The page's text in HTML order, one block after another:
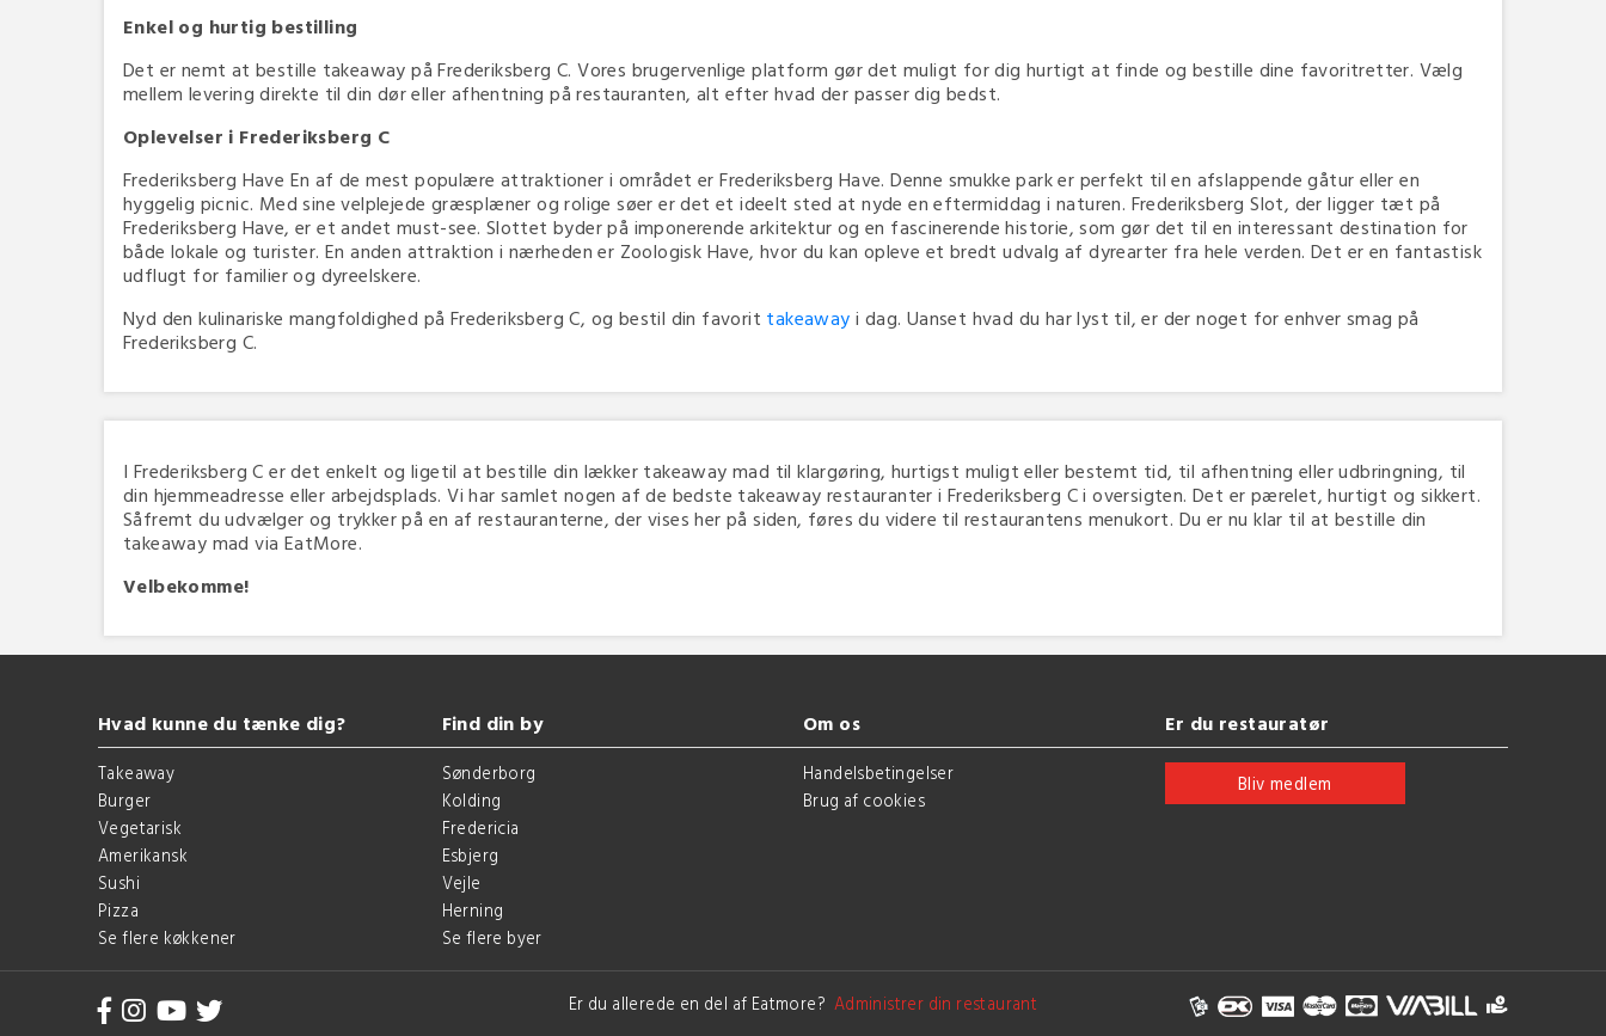
Enkel og hurtig bestilling
Det er nemt at bestille takeaway på Frederiksberg C. Vores brugervenlige platform gør det muligt for dig hurtigt at finde og bestille dine favoritretter. Vælg
mellem levering direkte til din dør eller afhentning på restauranten, alt efter hvad der passer dig bedst.
Oplevelser i Frederiksberg C
Frederiksberg Have En af de mest populære attraktioner i området er Frederiksberg Have. Denne smukke park er perfekt til en afslappende gåtur eller en
hyggelig picnic. Med sine velplejede græsplæner og rolige søer er det et ideelt sted at nyde en eftermiddag i naturen. Frederiksberg Slot, der ligger tæt på
Frederiksberg Have, er et andet must-see. Slottet byder på imponerende arkitektur og en fascinerende historie, som gør det til en interessant destination for
både lokale og turister. En anden attraktion i nærheden er Zoologisk Have, hvor du kan opleve et bredt udvalg af dyrearter fra hele verden. Det er en fantastisk
udflugt for familier og dyreelskere.
Nyd den kulinariske mangfoldighed på Frederiksberg C, og bestil din favorit takeaway i dag. Uanset hvad du har lyst til, er der noget for enhver smag på
Frederiksberg C.
I Frederiksberg C er det enkelt og ligetil at bestille din lækker takeaway mad til klargøring, hurtigst muligt eller bestemt tid, til afhentning eller udbringning, til
din hjemmeadresse eller arbejdsplads. Vi har samlet nogen af de bedste takeaway restauranter i Frederiksberg C i oversigten. Det er pærelet, hurtigt og sikkert.
Såfremt du udvælger og trykker på en af restauranterne, der vises her på siden, føres du videre til restaurantens menukort. Du er nu klar til at bestille din
takeaway mad via EatMore.
Velbekomme!
Hvad kunne du tænke dig?
Takeaway
Burger
Vegetarisk
Amerikansk
Sushi
Pizza
Se flere køkkener
Find din by
Sønderborg
Kolding
Fredericia
Esbjerg
Vejle
Herning
Se flere byer
Om os
Handelsbetingelser
Brug af cookies
Er du restauratør
Bliv medlem
Er du allerede en del af Eatmore? Administrer din restaurant